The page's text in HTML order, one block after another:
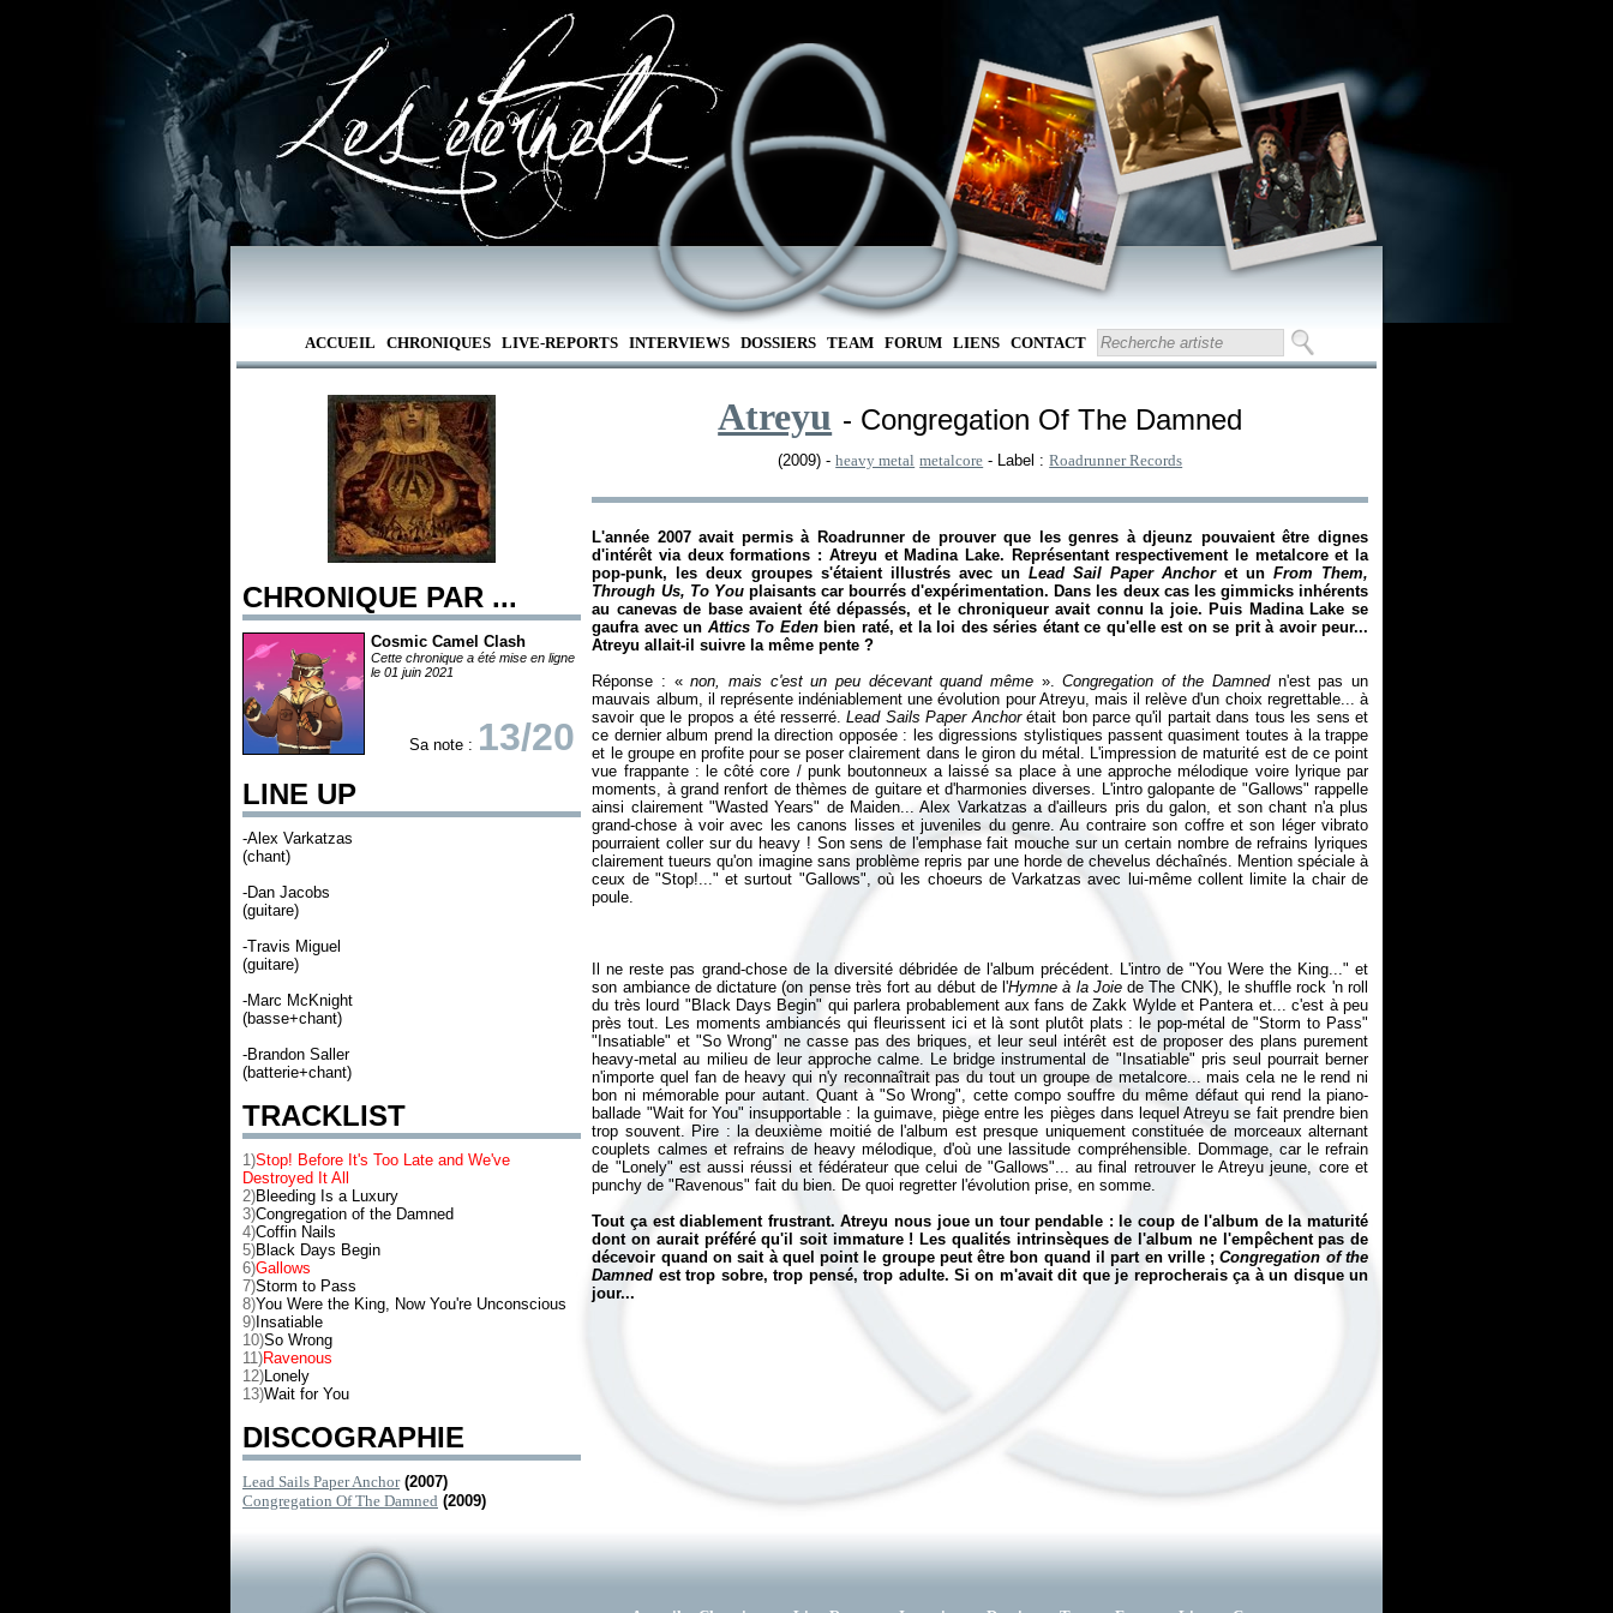
ACCUEIL CHRONIQUES LIVE-REPORTS INTERVIEWS DOSSIERS TEAM FORUM LIENS CONTACT
CHRONIQUE PAR ...
Cosmic Camel Clash
Cette chronique a été mise en ligne
le 01 juin 2021
Sa note : 13/20
LINE UP
-Alex Varkatzas
(chant)
-Dan Jacobs
(guitare)
-Travis Miguel
(guitare)
-Marc McKnight
(basse+chant)
-Brandon Saller
(batterie+chant)
TRACKLIST
1)Stop! Before It's Too Late and We've
Destroyed It All
2)Bleeding Is a Luxury
3)Congregation of the Damned
4)Coffin Nails
5)Black Days Begin
6)Gallows
7)Storm to Pass
8)You Were the King, Now You're Unconscious
9) Insatiable
10)So Wrong
11)Ravenous
12)Lonely
13)Wait for You
DISCOGRAPHIE
Lead Sails Paper Anchor (2007)
Congregation Of The Damned (2009)
Atreyu - Congregation Of The Damned
(2009) -heavy metal metalcore - Label :Roadrunner Records
L'année 2007 avait permis à Roadrunner de prouver que les genres à djeunz pouvaient être dignes
d'intérêt via deux formations : Atreyu et Madina Lake. Représentant respectivement le metalcore et la
pop-punk, les deux groupes s'étaient illustrés avec un Lead Sail Paper Anchoret un From Them,
Through Us, To Youplaisants car bourrés d'expérimentation. Dans les deux cas les gimmicks inhérents
au canevas de base avaient été dépassés, et le chroniqueur avait connu la joie. Puis Madina Lake se
gaufra avec un Attics To Edenbien raté, et la loi des séries étant ce qu'elle est on se prit à avoir peur...
Atreyu allait-il suivre la même pente ?
Réponse : «non, mais c'est un peu décevant quand même ».Congregation of the Damnedn'est pas un
mauvais album, il représente indéniablement une évolution pour Atreyu, mais il relève d'un choix regrettable... à
savoir que le propos a été resserré.Lead Sails Paper Anchorétait bon parce qu'il partait dans tous les sens et
ce dernier album prend la direction opposée : les digressions stylistiques passent quasiment toutes à la trappe
et le groupe en profite pour se poser clairement dans le giron du métal. L'impression de maturité est de ce point
vue frappante : le côté core / punk boutonneux a laissé sa place à une approche mélodique voire lyrique par
moments, à grand renfort de thèmes de guitare et d'harmonies diverses. L'intro galopante de "Gallows" rappelle
ainsi clairement "Wasted Years" de Maiden... Alex Varkatzas a d'ailleurs pris du galon, et son chant n'a plus
grand-chose à voir avec les canons lisses et juveniles du genre. Au contraire son coffre et son léger vibrato
pourraient coller sur du heavy ! Son sens de l'emphase fait mouche sur un certain nombre de refrains lyriques
clairement tueurs qu'on imagine sans problème repris par une horde de chevelus déchaînés. Mention spéciale à
ceux de "Stop!..." et surtout "Gallows", où les choeurs de Varkatzas avec lui-même collent limite la chair de
Il ne reste pas grand-chose de la diversité débridée de l'album précédent. L'intro de "You Were the King..." et
son ambiance de dictature (on pense très fort au début de l'Hymne à la Joiede The CNK), le shuffle rock 'n roll
du très lourd "Black Days Begin" qui parlera probablement aux fans de Zakk Wylde et Pantera et... c'est à peu
près tout. Les moments ambiancés qui fleurissent ici et là sont plutôt plats : le pop-métal de "Storm to Pass"
"Insatiable" et "So Wrong" ne casse pas des briques, et leur seul intérêt est de proposer des plans purement
heavy-metal au milieu de leur approche calme. Le bridge instrumental de "Insatiable" pris seul pourrait berner
n'importe quel fan de heavy qui n'y reconnaîtrait pas du tout un groupe de metalcore... mais cela ne le rend ni
bon ni mémorable pour autant. Quant à "So Wrong", cette compo souffre du même défaut qui rend la piano-
ballade "Wait for You" insupportable : la guimave, piège entre les pièges dans lequel Atreyu se fait prendre bien
trop souvent. Pire : la deuxième moitié de l'album est presque uniquement constituée de morceaux alternant
couplets calmes et refrains de heavy mélodique, d'où une lassitude compréhensible. Dommage, car le refrain
de "Lonely" est aussi réussi et fédérateur que celui de "Gallows"... au final retrouver le Atreyu jeune, core et
punchy de "Ravenous" fait du bien. De quoi regretter l'évolution prise, en somme.
Tout ça est diablement frustrant. Atreyu nous joue un tour pendable : le coup de l'album de la maturité
dont on aurait préféré qu'il soit immature ! Les qualités intrinsèques de l'album ne l'empêchent pas de
décevoir quand on sait à quel point le groupe peut être bon quand il part en vrille ;Congregation of the
Damned est trop sobre, trop pensé, trop adulte. Si on m'avait dit que je reprocherais ça à un disque un
jour...